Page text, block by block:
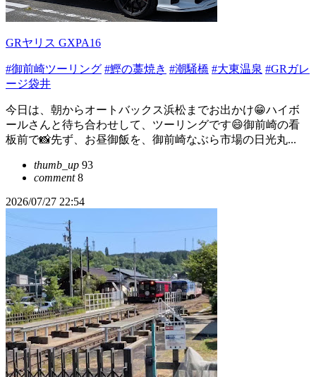
GRヤリス GXPA16
#御前崎ツーリング #鰹の藁焼き #潮騒橋 #大東温泉 #GRガレ
ージ袋井
今日は、朝からオートバックス浜松までお出かけ😁ハイボ
ールさんと待ち合わせして、ツーリングです😄御前崎の看
板前で📸先ず、お昼御飯を、御前崎なぶら市場の日光丸...
thumb_up 93
comment8
2026/07/27 22:54